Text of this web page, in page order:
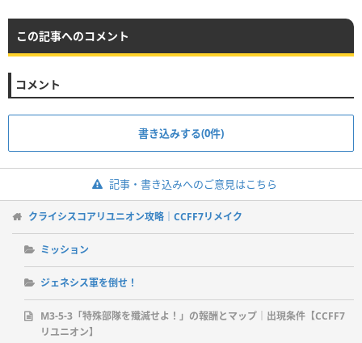
この記事へのコメント
コメント
書き込みする(0件)
記事・書き込みへのご意見はこちら
クライシスコアリユニオン攻略｜CCFF7リメイク
ミッション
ジェネシス軍を倒せ！
M3-5-3「特殊部隊を殲滅せよ！」の報酬とマップ｜出現条件【CCFF7
リユニオン】